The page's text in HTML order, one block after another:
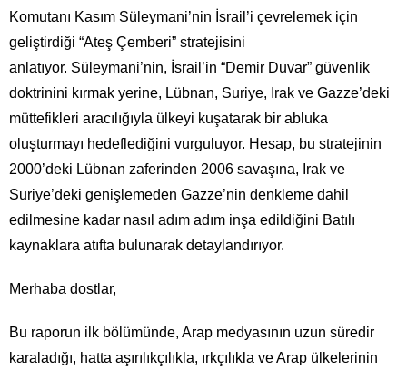
Komutanı Kasım Süleymani’nin İsrail’i çevrelemek için
geliştirdiği “Ateş Çemberi” stratejisini
anlatıyor. Süleymani’nin, İsrail’in “Demir Duvar” güvenlik
doktrinini kırmak yerine, Lübnan, Suriye, Irak ve Gazze’deki
müttefikleri aracılığıyla ülkeyi kuşatarak bir abluka
oluşturmayı hedeflediğini vurguluyor. Hesap, bu stratejinin
2000’deki Lübnan zaferinden 2006 savaşına, Irak ve
Suriye’deki genişlemeden Gazze’nin denkleme dahil
edilmesine kadar nasıl adım adım inşa edildiğini Batılı
kaynaklara atıfta bulunarak detaylandırıyor.
Merhaba dostlar,
Bu raporun ilk bölümünde, Arap medyasının uzun süredir
karaladığı, hatta aşırılıkçılıkla, ırkçılıkla ve Arap ülkelerinin